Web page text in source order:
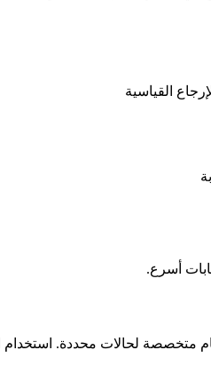
القياسية
أسرع.
لحالات محددة. استخدام